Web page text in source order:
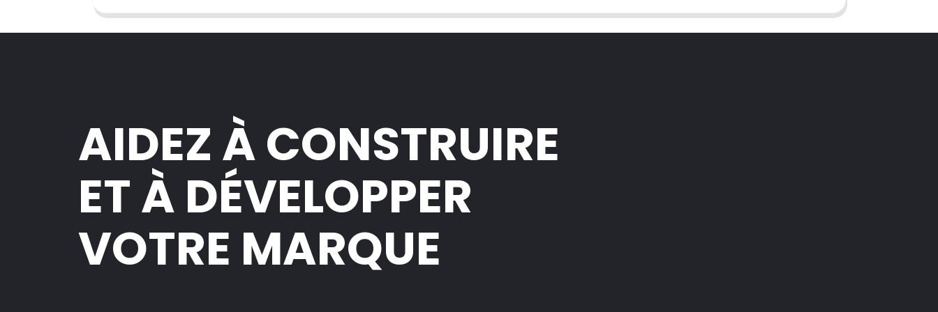
AIDEZ À CONSTRUIRE
ET À DÉVELOPPER
VOTRE MARQUE